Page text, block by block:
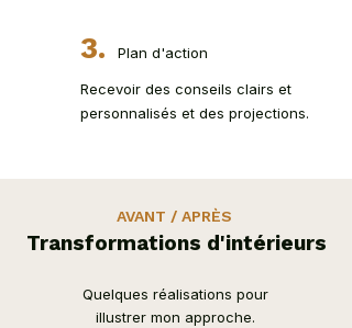
3. Plan d'action
Recevoir des conseils clairs et
personnalisés et des projections.
AVANT / APRÈS
Transformations d'intérieurs
Quelques réalisations pour
illustrer mon approche.